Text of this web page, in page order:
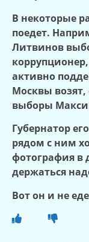
В некоторые
поедет.
Литвинов
активно
Москвы возят,
выборы
Губернатор
рядом с ним
фотография в
держаться
Вот он и не